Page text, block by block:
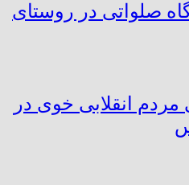
صلواتی در روستای
انقلابی خوی در